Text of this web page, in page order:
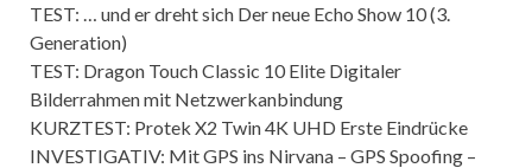
TEST: … und er dreht sich Der neue Echo Show 10 (3.
Generation)
TEST: Dragon Touch Classic 10 Elite Digitaler
Bilderrahmen mit Netzwerkanbindung
KURZTEST: Protek X2 Twin 4K UHD Erste Eindrücke
INVESTIGATIV: Mit GPS ins Nirvana – GPS Spoofing –